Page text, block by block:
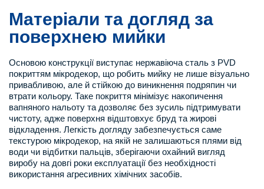
Матеріали та догляд за
поверхнею мийки
Основою конструкції виступає нержавіюча сталь з PVD
покриттям мікродекор, що робить мийку не лише візуально
привабливою, але й стійкою до виникнення подряпин чи
втрати кольору. Таке покриття мінімізує накопичення
вапняного нальоту та дозволяє без зусиль підтримувати
чистоту, адже поверхня відштовхує бруд та жирові
відкладення. Легкість догляду забезпечується саме
текстурою мікродекор, на якій не залишаються плями від
води чи відбитки пальців, зберігаючи охайний вигляд
виробу на довгі роки експлуатації без необхідності
використання агресивних хімічних засобів.